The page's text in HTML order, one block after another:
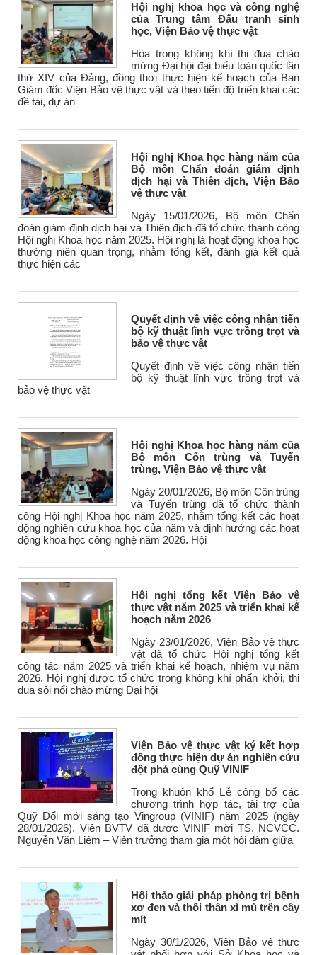
Hội nghị khoa học và công nghệ
của Trung tâm Đấu tranh sinh
học, Viện Bảo vệ thực vật
Hòa trong không khí thi đua chào
mừng Đại hội đại biểu toàn quốc lần
thứ XIV của Đảng, đồng thời thực hiện kế hoạch của Ban
Giám đốc Viện Bảo vệ thực vật và theo tiến độ triển khai các
đề tài, dự án
Hội nghị Khoa học hàng năm của
Bộ môn Chẩn đoán giám định
dịch hại và Thiên địch, Viện Bảo
vệ thực vật
Ngày 15/01/2026, Bộ môn Chẩn
đoán giám định dịch hại và Thiên địch đã tổ chức thành công
Hội nghị Khoa học năm 2025. Hội nghị là hoạt động khoa học
thường niên quan trọng, nhằm tổng kết, đánh giá kết quả
thực hiện các
Quyết định về việc công nhận tiến
bộ kỹ thuật lĩnh vực trồng trọt và
bảo vệ thực vật
Quyết định về việc công nhận tiến
bộ kỹ thuật lĩnh vực trồng trọt và
bảo vệ thực vật
Hội nghị Khoa học hàng năm của
Bộ môn Côn trùng và Tuyến
trùng, Viện Bảo vệ thực vật
Ngày 20/01/2026, Bộ môn Côn trùng
và Tuyến trùng đã tổ chức thành
công Hội nghị Khoa học năm 2025, nhằm tổng kết các hoạt
động nghiên cứu khoa học của năm và định hướng các hoạt
động khoa học công nghệ năm 2026. Hội
Hội nghị tổng kết Viện Bảo vệ
thực vật năm 2025 và triển khai kế
hoạch năm 2026
Ngày 23/01/2026, Viện Bảo vệ thực
vật đã tổ chức Hội nghị tổng kết
công tác năm 2025 và triển khai kế hoạch, nhiệm vụ năm
2026. Hội nghị được tổ chức trong không khí phấn khởi, thi
đua sôi nổi chào mừng Đại hội
Viện Bảo vệ thực vật ký kết hợp
đồng thực hiện dự án nghiên cứu
đột phá cùng Quỹ VINIF
Trong khuôn khổ Lễ công bố các
chương trình hợp tác, tài trợ của
Quỹ Đổi mới sáng tạo Vingroup (VINIF) năm 2025 (ngày
28/01/2026), Viện BVTV đã được VINIF mời TS. NCVCC.
Nguyễn Văn Liêm – Viện trưởng tham gia một hội đàm giữa
Hội thảo giải pháp phòng trị bệnh
xơ đen và thối thân xì mủ trên cây
mít
Ngày 30/1/2026, Viện Bảo vệ thực